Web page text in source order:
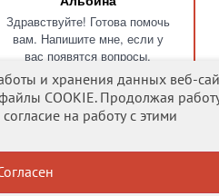
Здравствуйте! Готова помочь
вам. Напишите мне, если у
вас появятся вопросы.
и хранения данных веб-
файлы COOKIE. Продолжая
на работу с этими